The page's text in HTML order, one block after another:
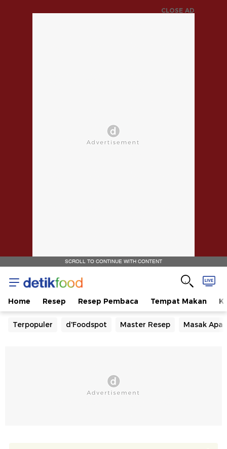
CLOSE AD
SCROLL TO CONTINUE WITH CONTENT
Home Resep Resep Pembaca Tempat Makan
Terpopuler d'Foodspot Master Resep Masak Apa